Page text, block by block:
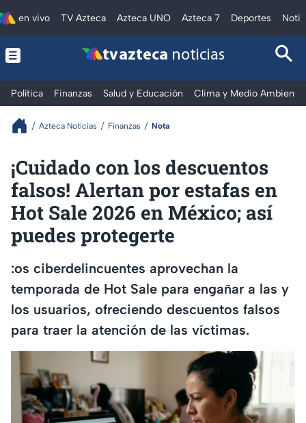
en vivo TV Azteca Azteca UNO Azteca 7 Deportes
tv azteca noticias
Política Finanzas Salud y Educación Clima y Medio Ambiente
Azteca Noticias Finanzas Nota
¡Cuidado con los descuentos
falsos! Alertan por estafas en
Hot Sale 2026 en México; así
puedes protegerte
:os ciberdelincuentes aprovechan la
temporada de Hot Sale para engañar a las y
los usuarios, ofreciendo descuentos falsos
para traer la atención de las víctimas.